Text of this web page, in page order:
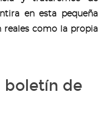
en esta pequeña
reales como la propia
boletín de